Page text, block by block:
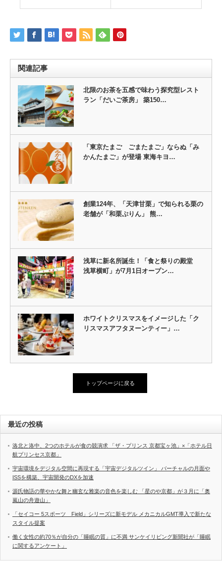
関連記事
北限のお茶を五感で味わう探究型レスト
ラン「だいご茶房」 築150…
「東京たまご ごまたまご」ならぬ「み
かんたまご」が登場 東海キヨ…
創業124年、「天津甘栗」で知られる栗の
老舗が「和栗ぷりん」 熊…
浅草に新名所誕生！「食と祭りの殿堂
浅草横町」が7月1日オープン…
ホワイトクリスマスをイメージした「ク
リスマスアフタヌーンティー」…
トップページに戻る
最近の投稿
洛北と洛中、2つのホテルが食の競演求 「ザ・プリンス 京都宝ヶ池」×「ホテル日
航プリンセス京都」
宇宙環境をデジタル空間に再現する「宇宙デジタルツイン」 バーチャルの月面や
ISSを構築、宇宙開発のDXを加速
源氏物語の華やかな舞と幽玄な雅楽の音色を楽しむ 「星のや京都」が３月に「奥
嵐山の舟遊山」
「セイコー 5スポーツ Field」シリーズに新モデル メカニカルGMT導入で新たな
スタイル提案
働く女性の約70％が自分の「睡眠の質」に不満 サンケイリビング新聞社が「睡眠
に関するアンケート」